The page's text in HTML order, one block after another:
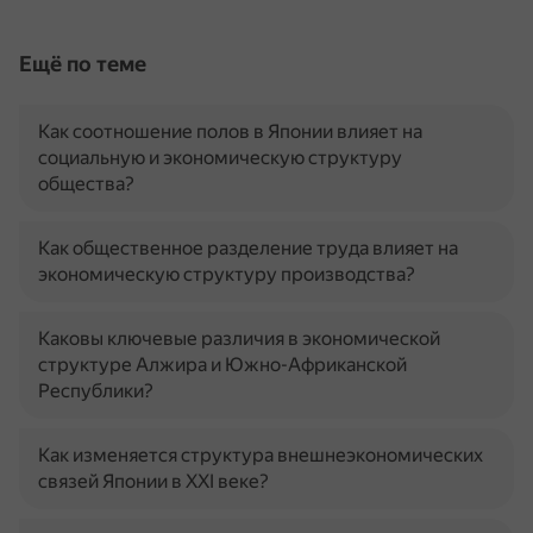
Ещё по теме
Как соотношение полов в Японии влияет на
социальную и экономическую структуру
общества?
Как общественное разделение труда влияет на
экономическую структуру производства?
Каковы ключевые различия в экономической
структуре Алжира и Южно-Африканской
Республики?
Как изменяется структура внешнеэкономических
связей Японии в XXI веке?